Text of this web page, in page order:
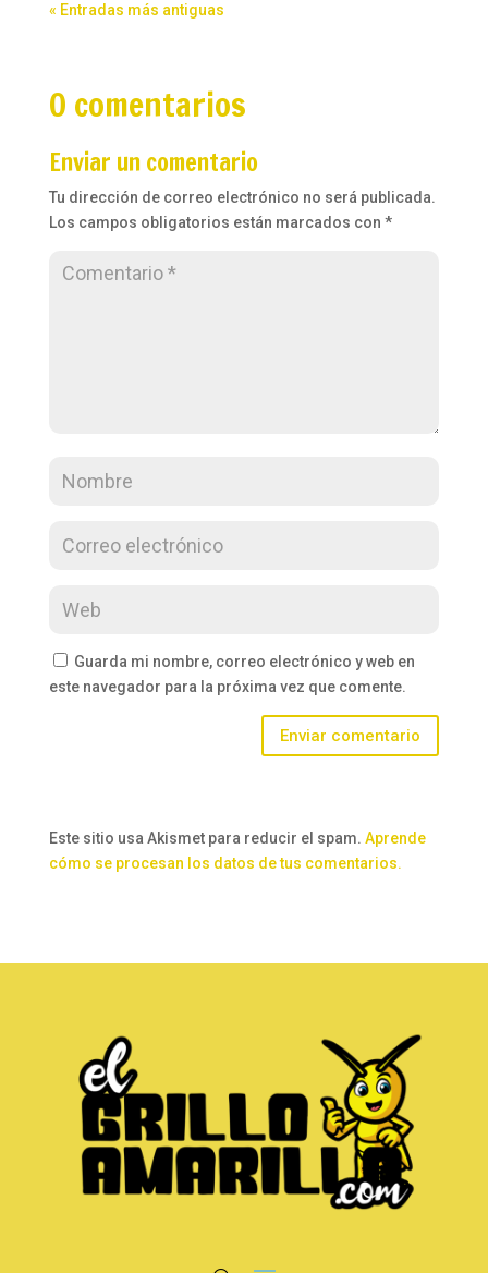
« Entradas más antiguas
0 comentarios
Enviar un comentario
Tu dirección de correo electrónico no será publicada.
Los campos obligatorios están marcados con *
Guarda mi nombre, correo electrónico y web en
este navegador para la próxima vez que comente.
Enviar comentario
Este sitio usa Akismet para reducir el spam. Aprende
cómo se procesan los datos de tus comentarios.